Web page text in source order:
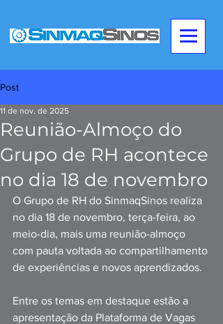
Post
Reunião-Almoço do
Grupo de RH acontece
no dia 18 de novembro
11 de nov. de 2025
O Grupo de RH do SinmaqSinos realiza
no dia 18 de novembro, terça-feira, ao
meio-dia, mais uma reunião-almoço
com pauta voltada ao compartilhamento
de experiências e novos aprendizados.
Entre os temas em destaque estão a
apresentação da Plataforma de Vagas